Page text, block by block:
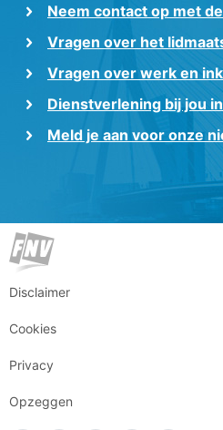
Neem contact op met
Vragen over het
Vragen over werk en
Dienstverlening bij jou
Meld je aan voor onze
Disclaimer
Cookies
Privacy
Opzeggen